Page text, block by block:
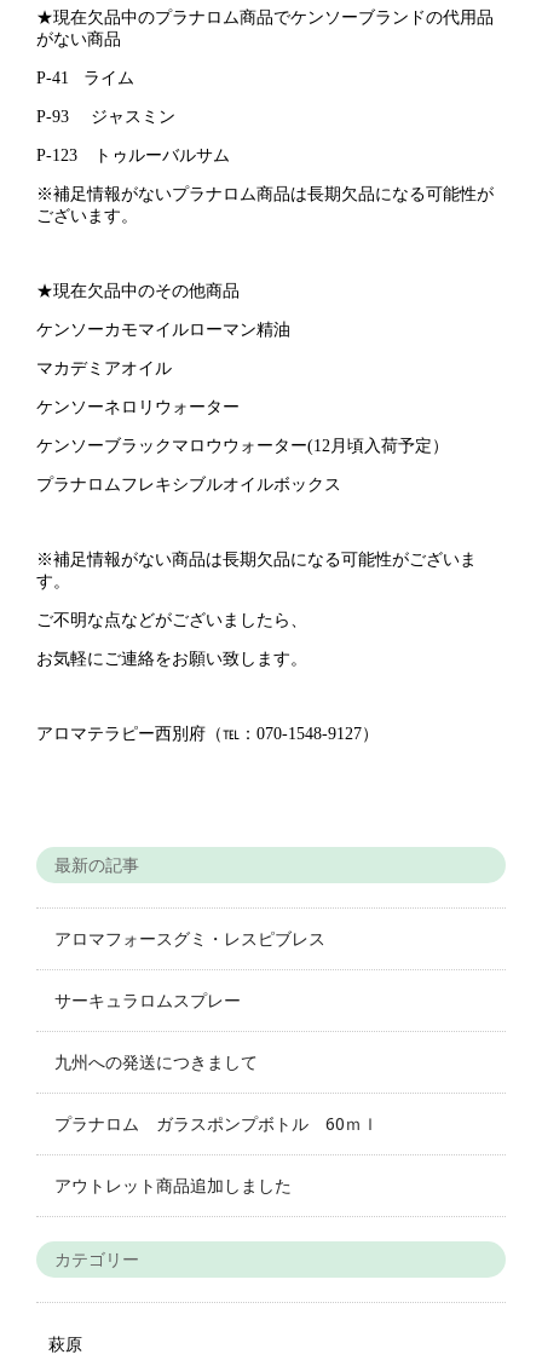
★現在欠品中のプラナロム商品でケンソーブランドの代用品
がない商品
P-41 ライム
P-93 ジャスミン
P-123 トゥルーバルサム
※補足情報がないプラナロム商品は長期欠品になる可能性が
ございます。
★現在欠品中のその他商品
ケンソーカモマイルローマン精油
マカデミアオイル
ケンソーネロリウォーター
ケンソーブラックマロウウォーター(12月頃入荷予定）
プラナロムフレキシブルオイルボックス
※補足情報がない商品は長期欠品になる可能性がございま
す。
ご不明な点などがございましたら、
お気軽にご連絡をお願い致します。
アロマテラピー西別府（℡：070-1548-9127）
最新の記事
アロマフォースグミ・レスピブレス
サーキュラロムスプレー
九州への発送につきまして
プラナロム ガラスポンプボトル 60ｍｌ
アウトレット商品追加しました
カテゴリー
萩原